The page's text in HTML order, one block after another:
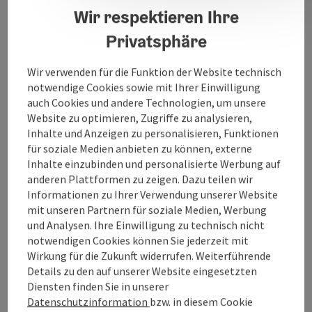
Öffnungszeiten
Ausstattung
Preise
Anreise/Lage
Eignung
Barrierefreiheit
Mehr Entdecken
Wir respektieren Ihre
Privatsphäre
Wir verwenden für die Funktion der Website technisch
notwendige Cookies sowie mit Ihrer Einwilligung
auch Cookies und andere Technologien, um unsere
Website zu optimieren, Zugriffe zu analysieren,
Inhalte und Anzeigen zu personalisieren, Funktionen
für soziale Medien anbieten zu können, externe
Inhalte einzubinden und personalisierte Werbung auf
anderen Plattformen zu zeigen. Dazu teilen wir
Informationen zu Ihrer Verwendung unserer Website
mit unseren Partnern für soziale Medien, Werbung
und Analysen. Ihre Einwilligung zu technisch nicht
notwendigen Cookies können Sie jederzeit mit
Wirkung für die Zukunft widerrufen. Weiterführende
Details zu den auf unserer Website eingesetzten
Diensten finden Sie in unserer
Datenschutzinformation bzw. in diesem Cookie